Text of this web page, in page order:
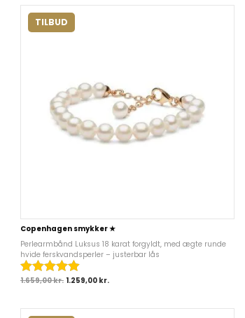
TILBUD
Copenhagen smykker ★
Perlearmbånd Luksus 18 karat forgyldt, med ægte runde
hvide ferskvandsperler – justerbar lås
1.659,00kr. 1.259,00 kr.